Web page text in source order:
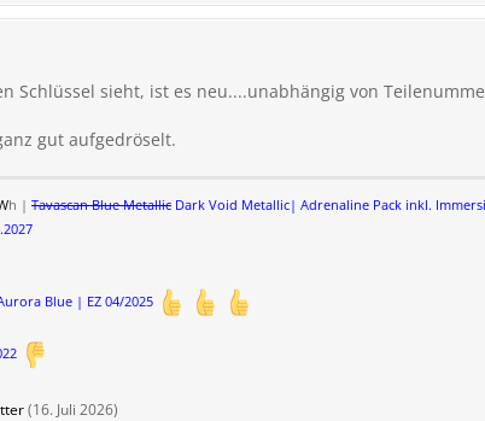
Schlüssel sieht, ist es neu....unabhängig von
gut aufgedröselt.
h | Tavascan Blue Metallic Dark Void Metallic| Adrenaline Pack inkl.
Blue | EZ 04/2025
(16. Juli 2026)